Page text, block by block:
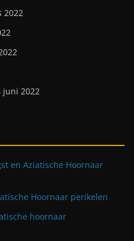
2022
juni 2022
en Aziatische Hoornaar
Hoornaar perikelen
hoornaar